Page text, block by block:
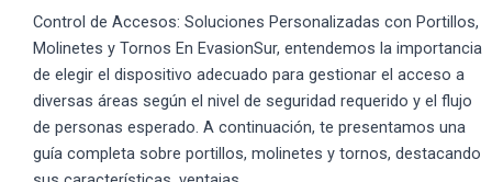
Control de Accesos: Soluciones Personalizadas con Portillos,
Molinetes y Tornos En EvasionSur, entendemos la importancia
de elegir el dispositivo adecuado para gestionar el acceso a
diversas áreas según el nivel de seguridad requerido y el flujo
de personas esperado. A continuación, te presentamos una
guía completa sobre portillos, molinetes y tornos, destacando